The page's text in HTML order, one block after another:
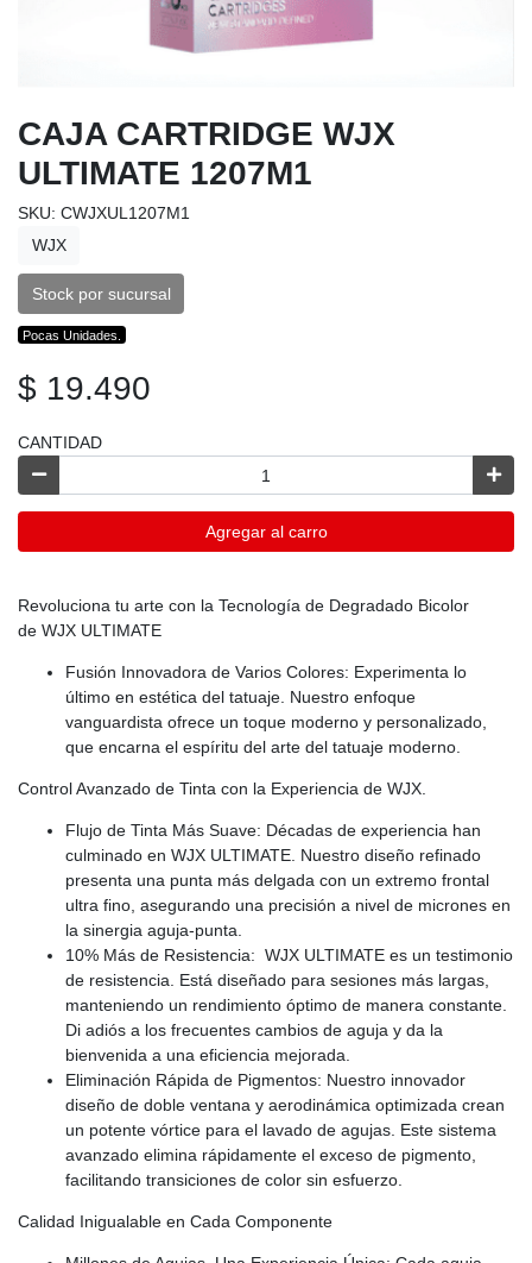
CAJA CARTRIDGE WJX
ULTIMATE 1207M1
SKU: CWJXUL1207M1
WJX
Stock por sucursal
Pocas Unidades.
$ 19.490
CANTIDAD
Agregar al carro
Revoluciona tu arte con la Tecnología de Degradado Bicolor
de WJX ULTIMATE
Fusión Innovadora de Varios Colores: Experimenta lo
último en estética del tatuaje. Nuestro enfoque
vanguardista ofrece un toque moderno y personalizado,
que encarna el espíritu del arte del tatuaje moderno.
Control Avanzado de Tinta con la Experiencia de WJX.
Flujo de Tinta Más Suave: Décadas de experiencia han
culminado en WJX ULTIMATE. Nuestro diseño refinado
presenta una punta más delgada con un extremo frontal
ultra fino, asegurando una precisión a nivel de micrones en
la sinergia aguja-punta.
10% Más de Resistencia: WJX ULTIMATE es un testimonio
de resistencia. Está diseñado para sesiones más largas,
manteniendo un rendimiento óptimo de manera constante.
Di adiós a los frecuentes cambios de aguja y da la
bienvenida a una eficiencia mejorada.
Eliminación Rápida de Pigmentos: Nuestro innovador
diseño de doble ventana y aerodinámica optimizada crean
un potente vórtice para el lavado de agujas. Este sistema
avanzado elimina rápidamente el exceso de pigmento,
facilitando transiciones de color sin esfuerzo.
Calidad Inigualable en Cada Componente